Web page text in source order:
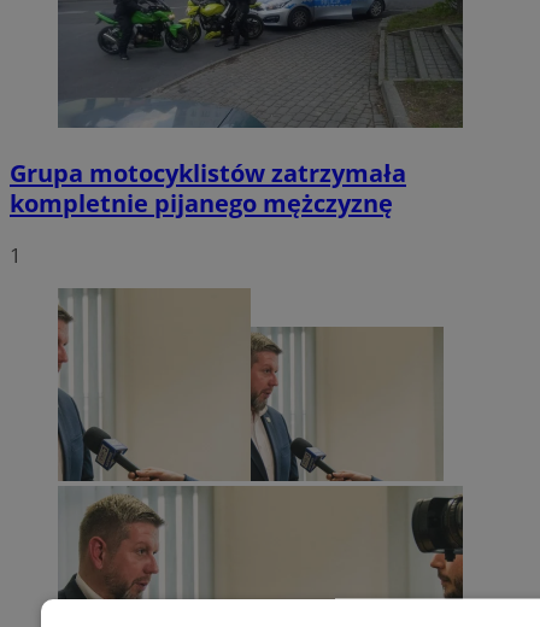
Grupa motocyklistów zatrzymała
kompletnie pijanego mężczyznę
1